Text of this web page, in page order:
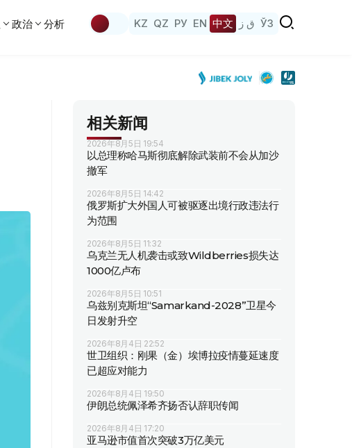
政治 分析 KZ QZ РУ EN 中文 ق ز ЎЗ
相关新闻
2026年8月5日 19:54
以总理称哈马斯彻底解除武装前不会从加沙
撤军
2026年8月5日 14:42
俄罗斯扩大外国人可被驱逐出境行政违法行
为范围
2026年8月5日 11:32
乌克兰无人机袭击或致Wildberries损失达
1000亿卢布
2026年8月5日 10:51
乌兹别克斯坦“Samarkand-2028”卫星今
日发射升空
2026年8月4日 22:52
世卫组织：刚果（金）埃博拉疫情蔓延速度
已超应对能力
2026年8月4日 19:50
伊朗总统佩泽希齐扬否认辞职传闻
2026年8月4日 17:20
亚马逊市值首次突破3万亿美元